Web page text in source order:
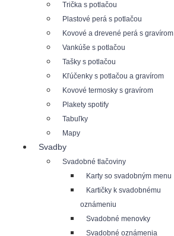
Trička s potlačou
Plastové perá s potlačou
Kovové a drevené perá s gravírom
Vankúše s potlačou
Tašky s potlačou
Kľúčenky s potlačou a gravírom
Kovové termosky s gravírom
Plakety spotify
Tabuľky
Mapy
Svadby
Svadobné tlačoviny
Karty so svadobným menu
Kartičky k svadobnému
oznámeniu
Svadobné menovky
Svadobné oznámenia